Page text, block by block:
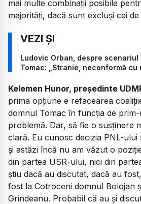
mai multe combinații posibile
majorități, dacă sunt excluși cei de
Ludovic Orban, despre scenariul
Tomac: „Stranie, neconformă
Kelemen Hunor, președinte
prima opțiune e refacearea
domnul Tomac în funcția de
problemă. Dar, să fie o susținere
clară. Eu cunosc decizia PNL-ului
și astăzi încă nu am văzut o
din partea USR-ului, nici din
știu dacă au discutat, dacă au
fost la Cotroceni domnul Bolojan
Grindeanu. Probabil că au și